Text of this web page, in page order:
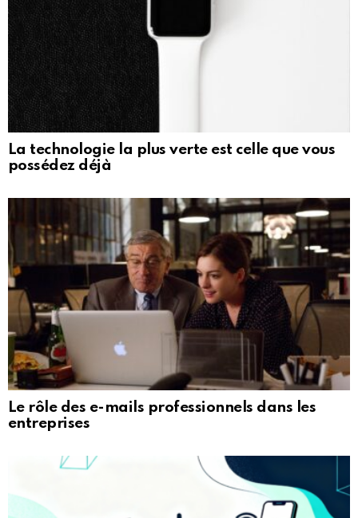
La technologie la plus verte est celle que vous
possédez déjà
Le rôle des e-mails professionnels dans les
entreprises